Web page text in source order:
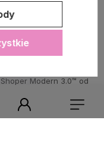
Modern 3.0™ od